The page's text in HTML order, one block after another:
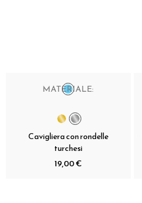
MATERIALE:
Cavigliera con rondelle
turchesi
19,00 €